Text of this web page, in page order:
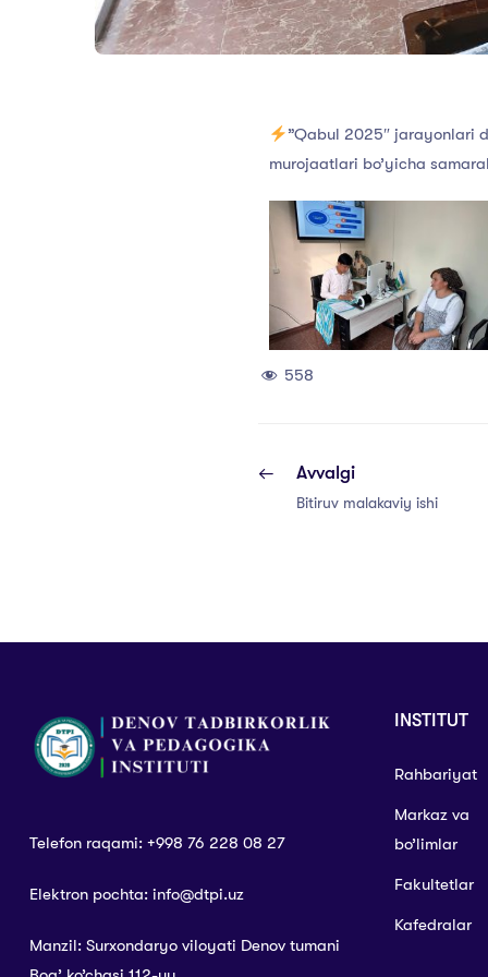
”Qabul 2025″ jarayonlari
murojaatlari bo’yicha
558
Avvalgi
Bitiruv malakaviy ishi
Telefon raqami: +998 76 228 08 27
Elektron pochta: info@dtpi.uz
Manzil: Surxondaryo viloyati Denov tumani
INSTITUT
Rahbariyat
Markaz va
bo’limlar
Fakultetlar
Kafedralar